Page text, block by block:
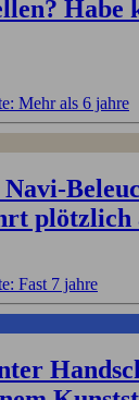
Habe
Mehr als 6 jahre
plötzlich
Fast 7 jahre